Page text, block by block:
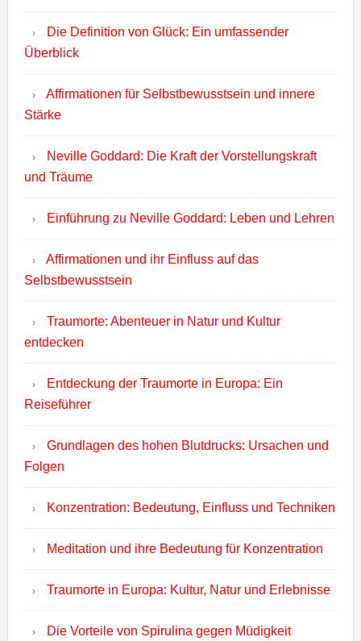
Die Definition von Glück: Ein umfassender
Überblick
Affirmationen für Selbstbewusstsein und innere
Stärke
Neville Goddard: Die Kraft der Vorstellungskraft
und Träume
Einführung zu Neville Goddard: Leben und Lehren
Affirmationen und ihr Einfluss auf das
Selbstbewusstsein
Traumorte: Abenteuer in Natur und Kultur
entdecken
Entdeckung der Traumorte in Europa: Ein
Reiseführer
Grundlagen des hohen Blutdrucks: Ursachen und
Folgen
Konzentration: Bedeutung, Einfluss und Techniken
Meditation und ihre Bedeutung für Konzentration
Traumorte in Europa: Kultur, Natur und Erlebnisse
Die Vorteile von Spirulina gegen Müdigkeit